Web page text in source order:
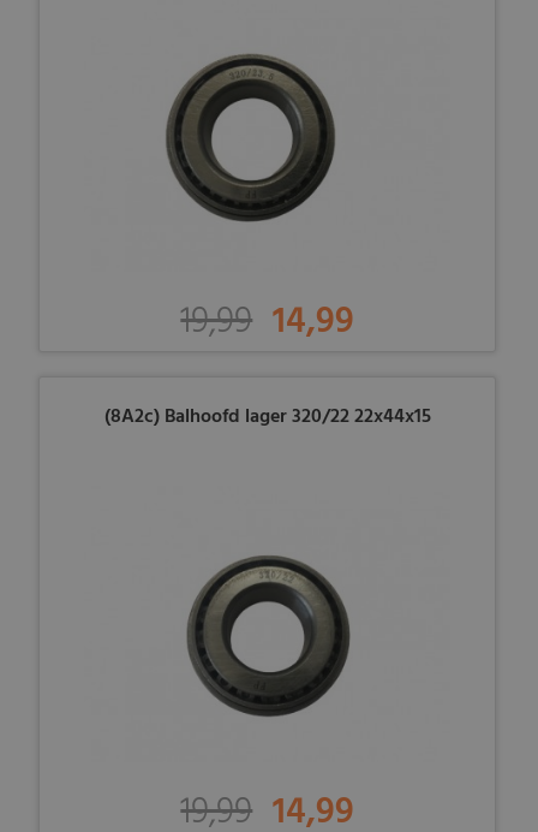
19,99 14,99
(8A2c) Balhoofd lager 320/22 22x44x15
19,99 14,99